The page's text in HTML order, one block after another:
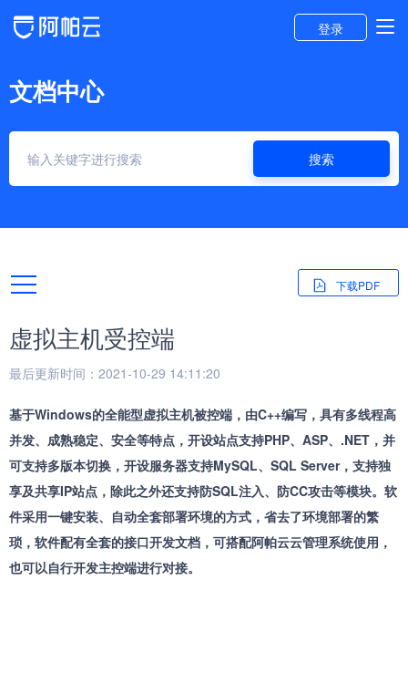
登录
文档中心
搜索
下载PDF
虚拟主机受控端
最后更新时间：2021-10-29 14:11:20
基于Windows的全能型虚拟主机被控端，由C++编写，具有多线程高
并发、成熟稳定、安全等特点，开设站点支持PHP、ASP、.NET，并
可支持多版本切换，开设服务器支持MySQL、SQL Server，支持独
享及共享IP站点，除此之外还支持防SQL注入、防CC攻击等模块。软
件采用一键安装、自动全套部署环境的方式，省去了环境部署的繁
琐，软件配有全套的接口开发文档，可搭配阿帕云云管理系统使用，
也可以自行开发主控端进行对接。